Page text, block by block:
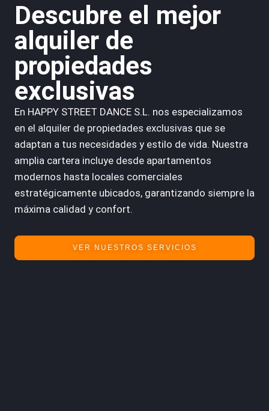
Descubre el mejor
alquiler de
propiedades
exclusivas
En HAPPY STREET DANCE S.L. nos especializamos
en el alquiler de propiedades exclusivas que se
adaptan a tus necesidades y estilo de vida. Nuestra
amplia cartera incluye desde apartamentos
modernos hasta locales comerciales
estratégicamente ubicados, garantizando siempre la
máxima calidad y confort.
VER NUESTROS SERVICIOS